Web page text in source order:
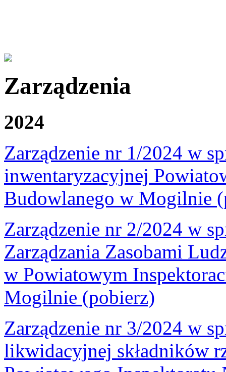
Zarządzenia
2024
Zarządzenie nr 1/2024 w
inwentaryzacyjnej
Budowlanego w Mogilnie
Zarządzenie nr 2/2024 w
Zarządzania Zasobami
w Powiatowym
Mogilnie (pobierz)
Zarządzenie nr 3/2024 w
likwidacyjnej składników